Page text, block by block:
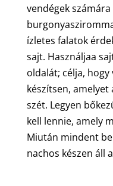
vendégek számára
ízletes falatok
sajt. Használjaa
oldalát; célja,
készítsen,
szét. Legyen
kell lennie, amely
Miután mindent
nachos készen áll